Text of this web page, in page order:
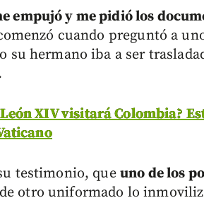
empujó y me pidió los
cuando preguntó a
su hermano iba a ser
XIV visitará Colombia?
testimonio, que uno de los
otro uniformado lo